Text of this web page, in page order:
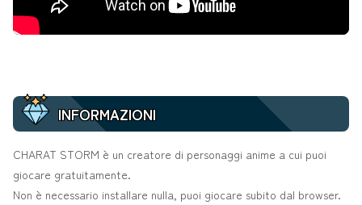
INFORMAZIONI
CHARAT STORM è un creatore di personaggi anime a cui puoi
giocare gratuitamente.
Non è necessario installare nulla, puoi giocare subito dal browser.